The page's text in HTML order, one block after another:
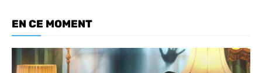
EN CE MOMENT